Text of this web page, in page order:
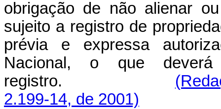
obrigação de não alienar
sujeito a registro de
prévia e expressa
Nacional, o que
registro.
2.199-14, de 2001)